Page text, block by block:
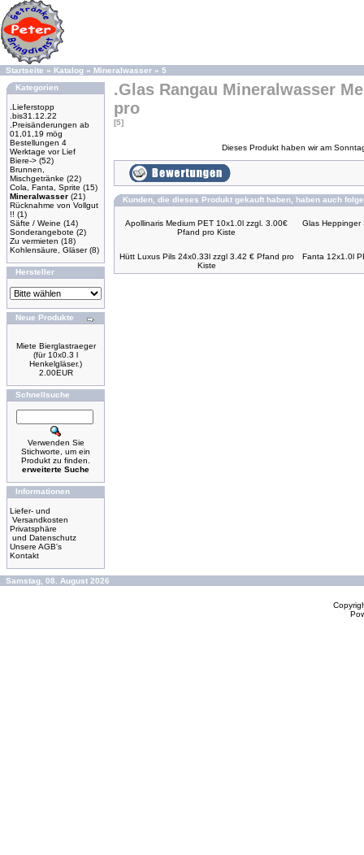
Startseite » Katalog » Mineralwasser » 5
Kategorien
.Lieferstopp
.bis31.12.22
.Preisänderungen ab
01,01,19 mög
Bestellungen 4
Werktage vor Lief
Biere-> (52)
Brunnen,
Mischgetränke (22)
Cola, Fanta, Sprite (15)
Mineralwasser (21)
Rücknahme von Vollgut
!! (1)
Säfte / Weine (14)
Sonderangebote (2)
Zu vermieten (18)
Kohlensäure, Gläser(8)
Hersteller
Neue Produkte
Miete Bierglastraeger
(für 10x0.3 l
Henkelgläser.)
2.00EUR
Schnellsuche
Verwenden Sie
Stichworte, um ein
Produkt zu finden.
erweiterte Suche
Informationen
Liefer- und
Versandkosten
Privatsphäre
und Datenschutz
Unsere AGB's
Kontakt
.Glas Rangau Mineralwasser
pro
[5]
Dieses Produkt haben wir am
Kunden, die dieses Produkt gekauft haben, haben auch
Apollinaris Medium PET 10x1.0l zzgl. 3.00€
Pfand pro Kiste
Glas Heppinger
Hütt Luxus Pils 24x0.33l zzgl 3.42 € Pfand pro
Kiste
Fanta 12x1.0l
Samstag, 08. August 2026